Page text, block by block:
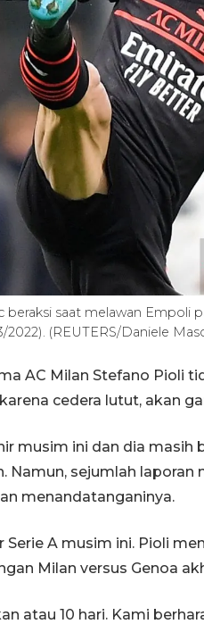
beraksi saat melawan Empoli
2022). (REUTERS/Daniele
AC Milan Stefano Pioli
cedera lutut, akan
musim ini dan dia masih
Namun, sejumlah
menandatanganinya.
Serie A musim ini. Pioli
Milan versus Genoa
atau 10 hari. Kami